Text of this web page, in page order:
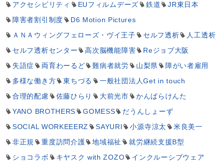
アクセシビリティ
EUフィルムデーズ 鉄道
JR東日本
障害者割引制度
D6 Motion Pictures
ＡＮＡウィングフェローズ・ヴイ王子
セルフ透析
人工透析
セルフ透析センター
高次脳機能障害
Reジョブ大阪
失語症
両育わーるど 難病者就労 山梨県
障がい者雇用
多様な働き方
東ちづる
一般社団法人Get in touch
合理的配慮
佐藤ひらり 大前光市
かんばらけんた
YANO BROTHERS
GOMESS
だうんしょーず
SOCIAL WORKEEERZ
SAYURI 小源寺涼太
米良美一
非正規
重度訪問介護 地域福祉
就労継続支援B型
ショコラボ
キヤスク with ZOZO
インクルーシブウェア